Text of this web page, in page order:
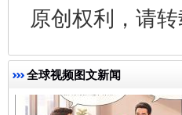
原创权利，请
全球视频图文新闻